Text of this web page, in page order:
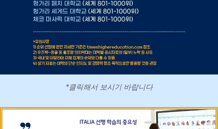
*클릭해서 보시기 바랍니다